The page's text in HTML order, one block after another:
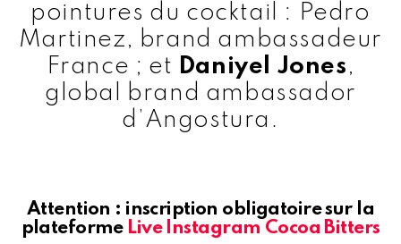
pointures du cocktail : Pedro
Martinez, brand ambassadeur
France ; et Daniyel Jones,
global brand ambassador
d’Angostura.
Attention : inscription obligatoire sur la
plateforme Live Instagram Cocoa Bitters